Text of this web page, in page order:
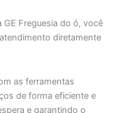
Freguesia do ó, você
diretamente
as ferramentas
de forma eficiente e
e garantindo o